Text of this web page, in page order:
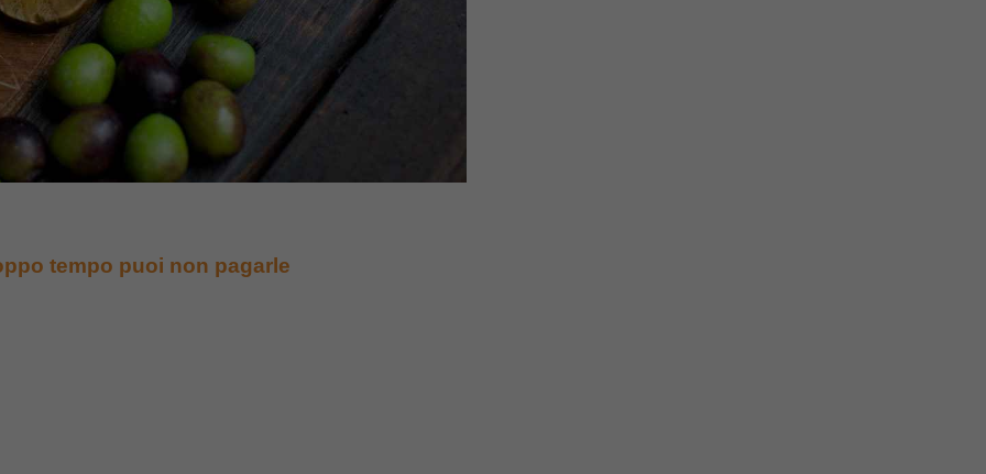
tempo puoi non pagarle